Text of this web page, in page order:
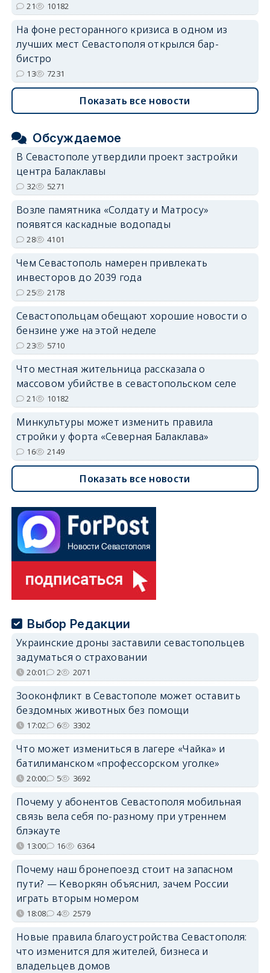
21 10182
На фоне ресторанного кризиса в одном из
лучших мест Севастополя открылся бар-
бистро
13 7231
Показать все новости
Обсуждаемое
В Севастополе утвердили проект застройки
центра Балаклавы
32 5271
Возле памятника «Солдату и Матросу»
появятся каскадные водопады
28 4101
Чем Севастополь намерен привлекать
инвесторов до 2039 года
25 2178
Севастопольцам обещают хорошие новости о
бензине уже на этой неделе
23 5710
Что местная жительница рассказала о
массовом убийстве в севастопольском селе
21 10182
Минкультуры может изменить правила
стройки у форта «Северная Балаклава»
16 2149
Показать все новости
Выбор Редакции
Украинские дроны заставили севастопольцев
задуматься о страховании
20:01 2 2071
Зооконфликт в Севастополе может оставить
бездомных животных без помощи
17:02 6 3302
Что может измениться в лагере «Чайка» и
батилиманском «профессорском уголке»
20:00 5 3692
Почему у абонентов Севастополя мобильная
связь вела себя по-разному при утреннем
блэкауте
13:00 16 6364
Почему наш бронепоезд стоит на запасном
пути? — Кеворкян объяснил, зачем России
играть вторым номером
18:08 4 2579
Новые правила благоустройства Севастополя:
что изменится для жителей, бизнеса и
владельцев домов